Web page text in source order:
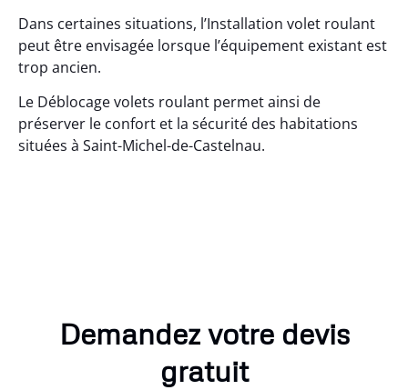
Dans certaines situations, l’Installation volet roulant
peut être envisagée lorsque l’équipement existant est
trop ancien.
Le Déblocage volets roulant permet ainsi de
préserver le confort et la sécurité des habitations
situées à Saint-Michel-de-Castelnau.
Demandez votre devis
gratuit